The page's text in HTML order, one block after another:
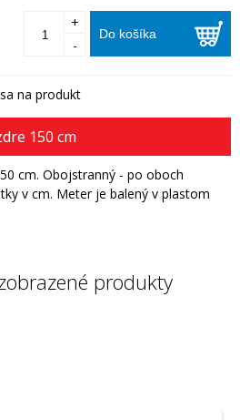
Do košíka
+
-
na produkt
150 cm
cm. Obojstranný - po oboch
v cm. Meter je balený v plastom
produkty